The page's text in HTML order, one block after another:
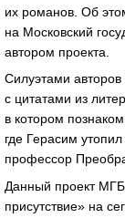
их романов. Об
на Московский
автором проекта.
Силуэтами
с цитатами из
в котором
где Герасим
профессор
Данный проект
присутствие» на